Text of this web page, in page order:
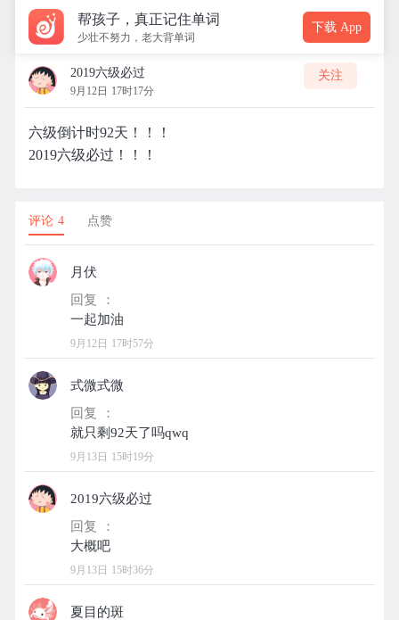
帮孩子，真正记住单词
少壮不努力，老大背单词
下载 App
2019六级必过
9月12日 17时17分
关注
六级倒计时92天！！！
2019六级必过！！！
评论 4 点赞
月伏
回复 ：
9月12日 17时57分
式微式微
回复 ：
9月13日 15时19分
2019六级必过
回复 ：
9月13日 15时36分
夏目的斑